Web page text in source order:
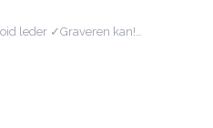
leder ✓Graveren kan!…